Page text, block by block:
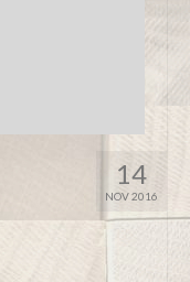
14
NOV 2016